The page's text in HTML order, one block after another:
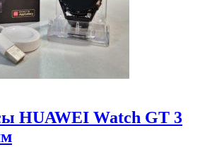
HUAWEI Watch GT 3